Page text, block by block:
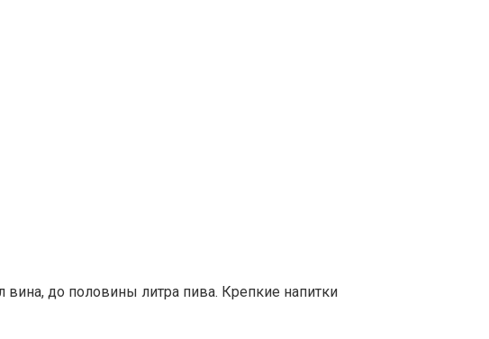
до половины литра пива. Крепкие напитки